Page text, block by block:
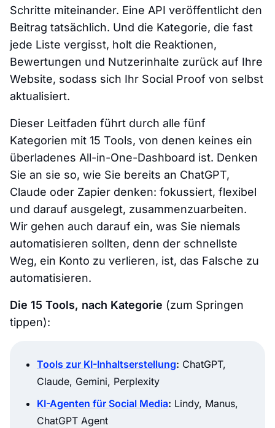
Schritte miteinander. Eine API veröffentlicht den
Beitrag tatsächlich. Und die Kategorie, die fast
jede Liste vergisst, holt die Reaktionen,
Bewertungen und Nutzerinhalte zurück auf Ihre
Website, sodass sich Ihr Social Proof von selbst
aktualisiert.
Dieser Leitfaden führt durch alle fünf
Kategorien mit 15 Tools, von denen keines ein
überladenes All-in-One-Dashboard ist. Denken
Sie an sie so, wie Sie bereits an ChatGPT,
Claude oder Zapier denken: fokussiert, flexibel
und darauf ausgelegt, zusammenzuarbeiten.
Wir gehen auch darauf ein, was Sie niemals
automatisieren sollten, denn der schnellste
Weg, ein Konto zu verlieren, ist, das Falsche zu
automatisieren.
Die 15 Tools, nach Kategorie (zum Springen
tippen):
Tools zur KI-Inhaltserstellung: ChatGPT,
Claude, Gemini, Perplexity
KI-Agenten für Social Media: Lindy, Manus,
ChatGPT Agent